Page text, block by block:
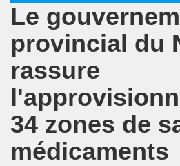
Le
provincial du
rassure
34 zones de
médicaments